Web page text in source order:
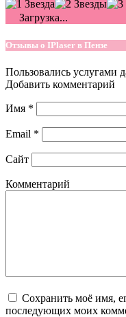
Загрузка...
Отзывы о IPlaser в Пензе
Пользовались услугами
Добавить комментарий
Имя *
Email *
Сайт
Комментарий
Сохранить моё имя,
последующих моих